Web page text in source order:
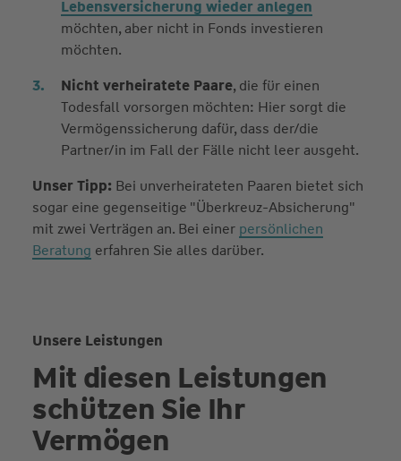
Lebensversicherung wieder anlegen
möchten, aber nicht in Fonds investieren
möchten.
Nicht verheiratete Paare, die für einen
Todesfall vorsorgen möchten: Hier sorgt die
Vermögenssicherung dafür, dass der/die
Partner/in im Fall der Fälle nicht leer ausgeht.
Unser Tipp: Bei unverheirateten Paaren bietet sich
sogar eine gegenseitige "Überkreuz-Absicherung"
mit zwei Verträgen an. Bei einer persönlichen
Beratung erfahren Sie alles darüber.
Unsere Leistungen
Mit diesen Leistungen
schützen Sie Ihr
Vermögen